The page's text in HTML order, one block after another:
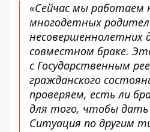
«Сейчас мы работаем
многодетных
несовершеннолетних
совместном браке.
с Государственным
гражданского
проверяем, есть ли
для того, чтобы дать
Ситуация по другим